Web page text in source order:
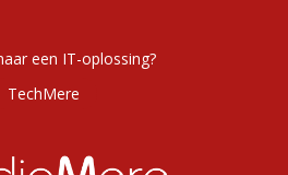
een IT-oplossing?
TechMere